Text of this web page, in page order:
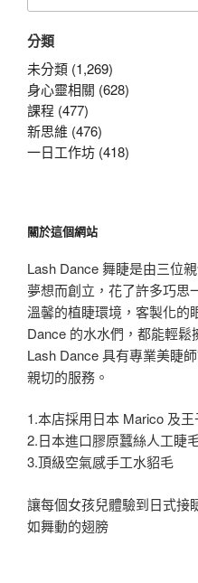
鍵
字:
分類
未分類 (1,269)
身心靈相關 (628)
課程 (477)
新思維 (476)
一日工作坊 (418)
關於這個網站
Lash Dance 舞睫是由三位
夢想而創立，花了許多巧思
溫馨的植睫環境，客製化的
Dance 的水水們，都能輕鬆
Lash Dance 具有專業美睫
親切的服務。
1.本店採用日本 Marico 及
2.日本進口膠原蠶絲人工睫
3.頂級空氣感手工水貂毛
讓每個女孩兒體驗到日式接
如舞動的翅膀